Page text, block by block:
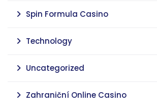
Spin Formula Casino
Technology
Uncategorized
Zahraniční Online Casino